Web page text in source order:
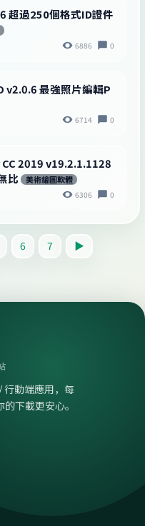
超過250個格式ID證件
6886 0
最強照片編輯P
6714 0
2019 v19.2.1.1128
比
美術繪圖軟體
6306 0
6 7 ▶
行動端應用，每
下載更安心。